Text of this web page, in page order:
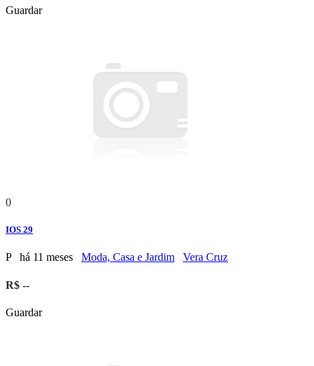
Guardar
0
IOS 29
P há 11 meses Moda, Casa e Jardim Vera Cruz
R$ --
Guardar